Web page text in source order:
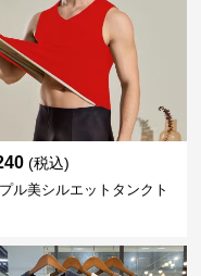
(税込)
ル美シルエットタンクト